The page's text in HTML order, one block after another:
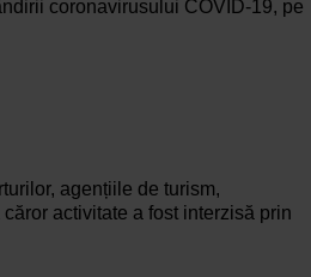
coronavirusului COVID-19, pe
agențiile de turism,
activitate a fost interzisă prin